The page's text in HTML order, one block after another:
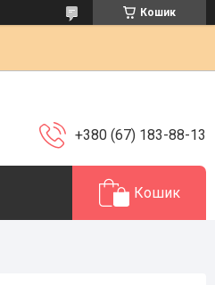
Кошик
+380 (67) 183-88-13
Кошик